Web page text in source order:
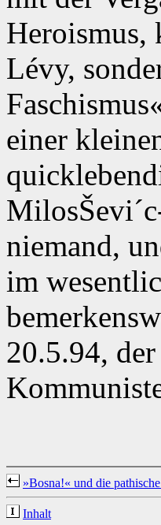
Heroismus,
Lévy,
einer
niemand,
im
20.5.94,
»Bosna!« und die
Inhalt